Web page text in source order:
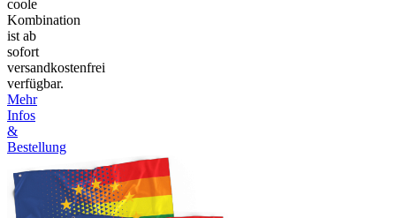
coole
Kombination
ist ab
sofort
versandkostenfrei
verfügbar.
Mehr
Infos
&
Bestellung